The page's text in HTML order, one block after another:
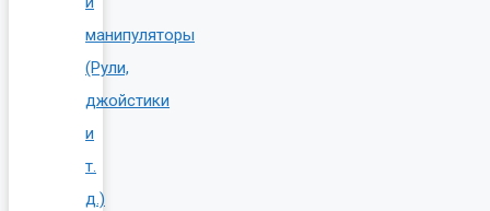
манипуляторы
(Рули,
джойстики
и
т.
д.)